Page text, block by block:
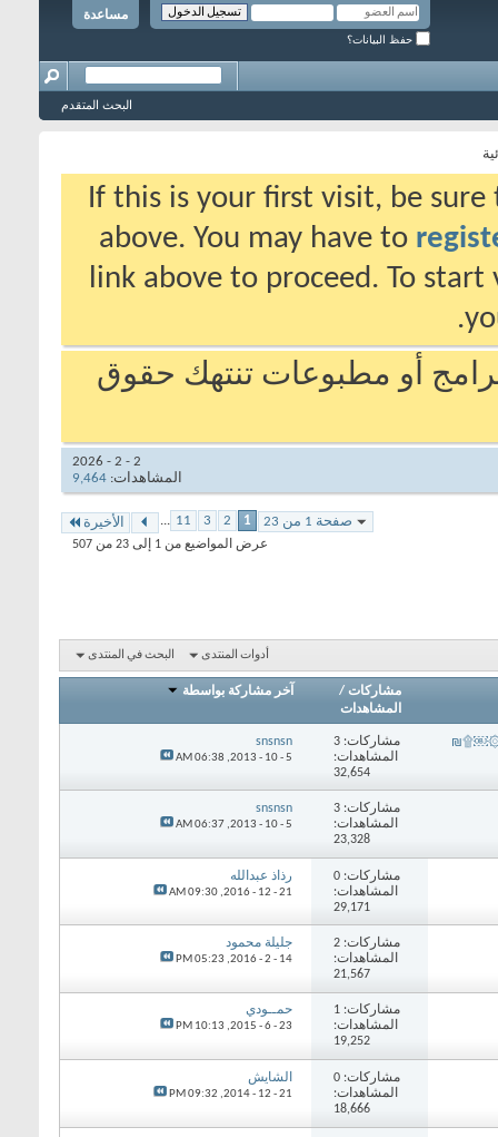
مساعدة
حفظ البيانات؟
البحث المتقدم
If this is your first visit, be
above. You may have to
link above to proceed. To
أو مطبوعات تنتهك حقوق
2 - 2 - 2026
المشاهدات: 9,464
صفحة 1 من 23 1
2
3
11
... الأخيرة
عرض المواضيع من 1 إلى 23 من 507
أدوات المنتدى البحث في المنتدى
مشاركات/
المشاهدات
آخر مشاركة بواسطة
مشاركات: 3
المشاهدات:
32,654
snsnsn
5 - 10 - 2013,
06:38 AM
مشاركات: 3
المشاهدات:
23,328
snsnsn
5 - 10 - 2013,
06:37 AM
مشاركات: 0
المشاهدات:
29,171
رذاذ عبدالله
21 - 12 - 2016,
09:30 AM
مشاركات: 2
المشاهدات:
21,567
جليلة محمود
14 - 2 - 2016,
05:23 PM
مشاركات: 1
المشاهدات:
19,252
حمــودي
23 - 6 - 2015,
10:13 PM
مشاركات: 0
المشاهدات:
18,666
الشايش
21 - 12 - 2014,
09:32 PM